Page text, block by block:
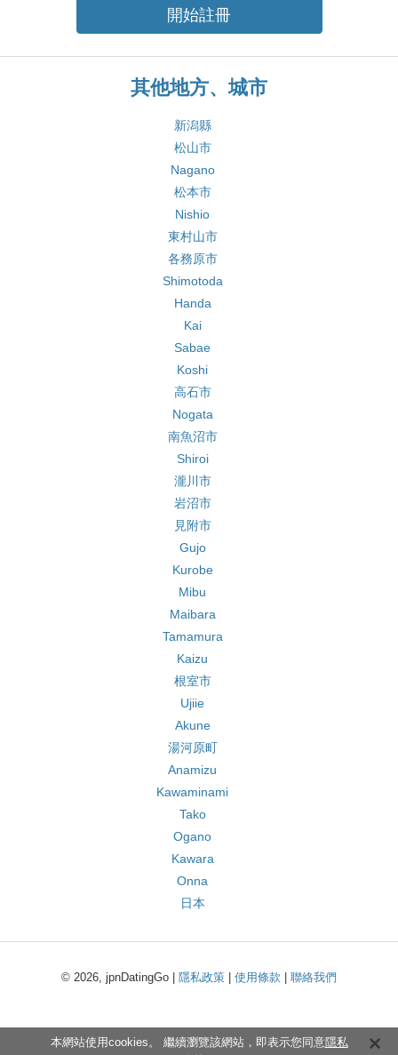
開始註冊
其他地方、城市
新潟縣
松山市
Nagano
松本市
Nishio
東村山市
各務原市
Shimotoda
Handa
Kai
Sabae
Koshi
高石市
Nogata
南魚沼市
Shiroi
瀧川市
岩沼市
見附市
Gujo
Kurobe
Mibu
Maibara
Tamamura
Kaizu
根室市
Ujiie
Akune
湯河原町
Anamizu
Kawaminami
Tako
Ogano
Kawara
Onna
日本
© 2026, jpnDatingGo | 隱私政策 使用條款 聯絡我們
本網站使用cookies。 繼續瀏覽該網站，即表示您同意隱私